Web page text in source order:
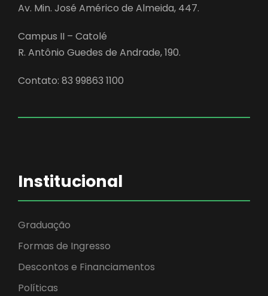
Av. Min. José Américo de Almeida, 447.
Campus II – Catolé
R. Antônio Guedes de Andrade, 190.
Contato: 83 99863 1100
Institucional
Graduação
Formas de Ingresso
Descontos e Financiamentos
Políticas